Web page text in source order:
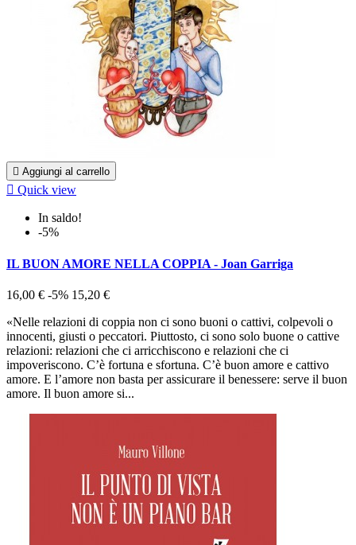
 Aggiungi al carrello
 Quick view
In saldo!
-5%
IL BUON AMORE NELLA COPPIA - Joan Garriga
16,00 € -5% 15,20 €
«Nelle relazioni di coppia non ci sono buoni o cattivi, colpevoli o
innocenti, giusti o peccatori. Piuttosto, ci sono solo buone o cattive
relazioni: relazioni che ci arricchiscono e relazioni che ci
impoveriscono. C’è fortuna e sfortuna. C’è buon amore e cattivo
amore. E l’amore non basta per assicurare il benessere: serve il buon
amore. Il buon amore si...